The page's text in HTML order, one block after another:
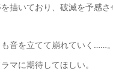
描いており、破滅を予感
音を立てて崩れていく……
マに期待してほしい。